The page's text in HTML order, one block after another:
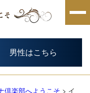
男性はこちら
倶楽部へようこそ > イ